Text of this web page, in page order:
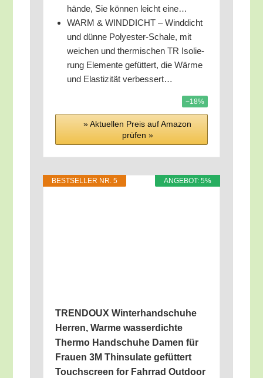
hän­de, Sie kön­nen leicht eine…
WARM & WINDDICHT – Wind­dicht
und dün­ne Poly­es­ter-Scha­le, mit
wei­chen und ther­mi­schen TR Iso­lie­
rung Ele­men­te gefüt­tert, die Wär­me
und Elas­ti­zi­tät verbessert…
−18%
» Aktu­el­len Preis auf Ama­zon
prü­fen »
ANGE­BOT: 5%
BEST­SEL­LER NR. 5
TRENDOUX Win­ter­hand­schu­he
Her­ren, War­me was­ser­dich­te
Ther­mo Hand­schu­he Damen für
Frau­en 3M Thin­su­la­te gefüt­tert
Touch­screen for Fahr­rad Out­door